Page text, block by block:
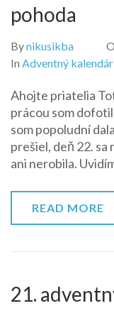
pohoda
Bynikusikba
In Adventný
Ahojte priatelia
prácou som
som popoludní
prešiel, deň 22. sa
ani nerobila.
READ MORE
21.